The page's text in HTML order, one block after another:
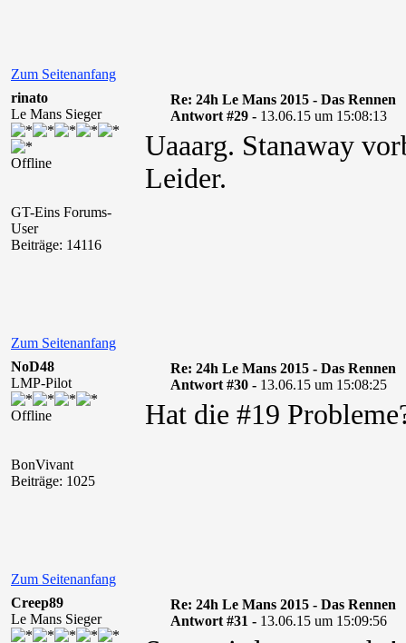
Zum Seitenanfang
rinato
Le Mans Sieger
Offline
GT-Eins Forums-
User
Beiträge: 14116
Re: 24h Le Mans 2015 - Das Rennen
Antwort #29 - 13.06.15 um 15:08:13
Uaaarg. Stanaway
Leider.
Zum Seitenanfang
NoD48
LMP-Pilot
Offline
BonVivant
Beiträge: 1025
Re: 24h Le Mans 2015 - Das Rennen
Antwort #30 - 13.06.15 um 15:08:25
Hat die #19
Zum Seitenanfang
Creep89
Le Mans Sieger
Re: 24h Le Mans 2015 - Das Rennen
Antwort #31 - 13.06.15 um 15:09:56